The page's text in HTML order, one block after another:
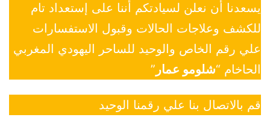
يسعدنا أن نعلن لسيادتكم أننا على إستعداد تام
للكشف وعلاجات الحالات وقبول الاستفسارات
علي رقم الخاص والوحيد للساحر اليهودي المغربي
الحاخام “شلومو عمار ”
قم بالاتصال بنا علي رقمنا الوحيد